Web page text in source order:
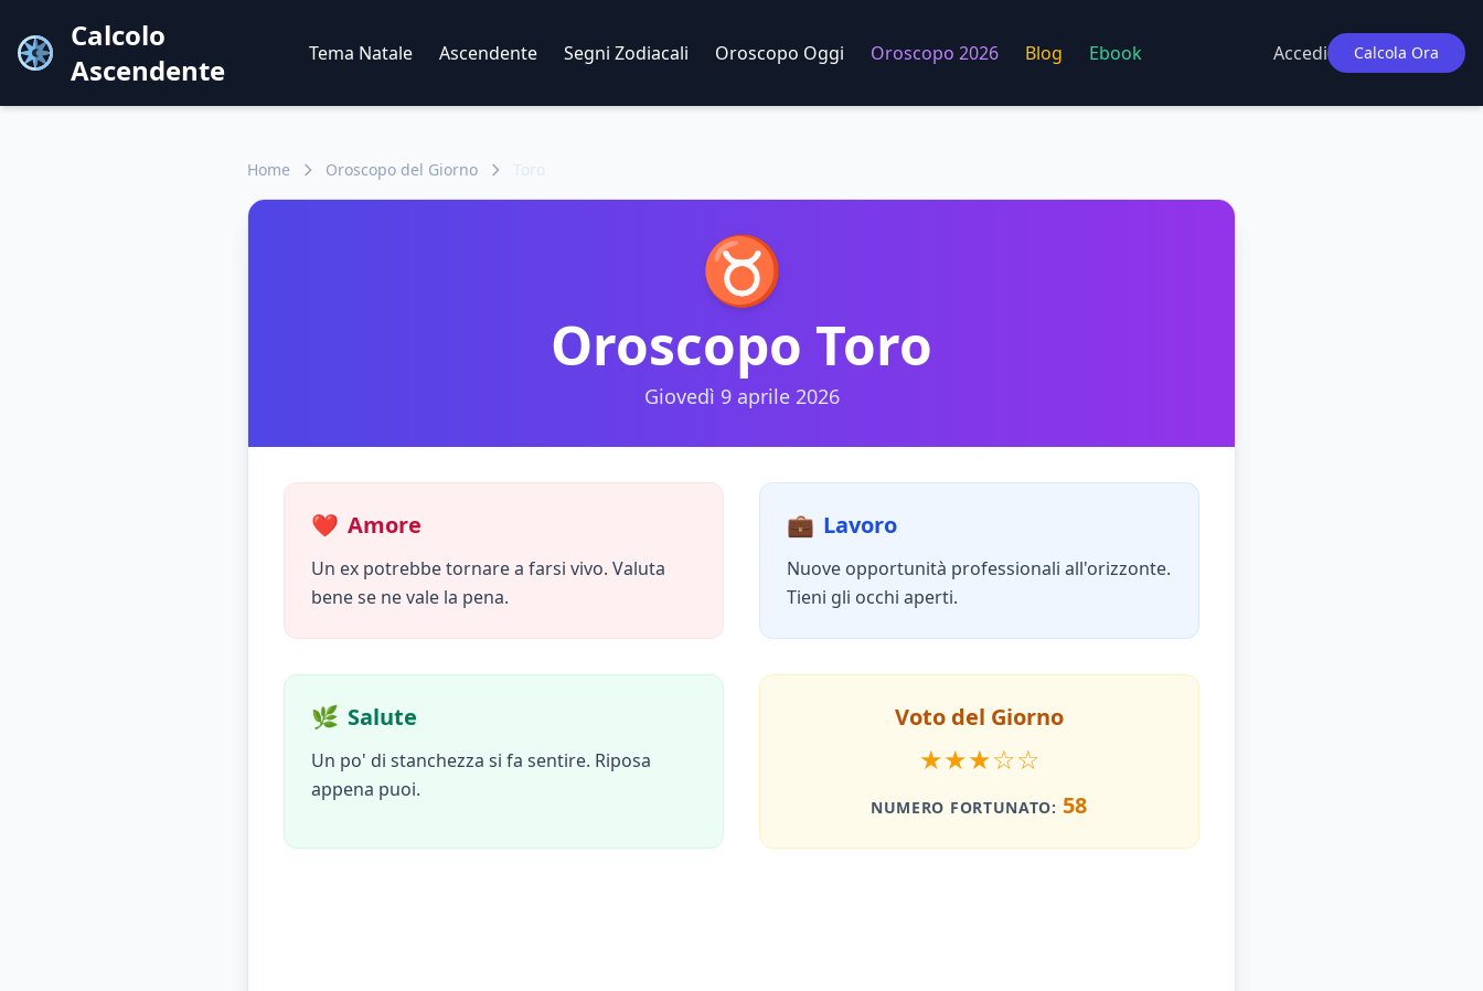
Calcolo
Ascendente
Tema Natale Ascendente Segni Zodiacali Oroscopo Oggi Oroscopo 2026 Blog Ebook Accedi Calcola Ora
Home Oroscopo del Giorno
♉
Oroscopo Toro
Giovedì 9 aprile 2026
❤️ Amore
Un ex potrebbe tornare a farsi vivo. Valuta
bene se ne vale la pena.
💼 Lavoro
Nuove opportunità professionali all'orizzonte.
Tieni gli occhi aperti.
🌿 Salute
Un po' di stanchezza si fa sentire. Riposa
appena puoi.
Voto del Giorno
★★★☆☆
NUMERO FORTUNATO: 58